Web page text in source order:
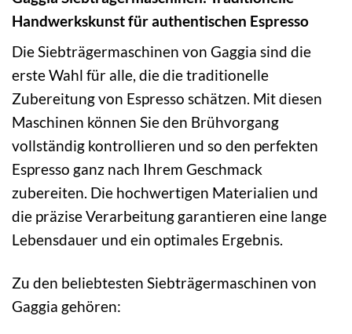
Handwerkskunst für authentischen Espresso
Die Siebträgermaschinen von Gaggia sind die
erste Wahl für alle, die die traditionelle
Zubereitung von Espresso schätzen. Mit diesen
Maschinen können Sie den Brühvorgang
vollständig kontrollieren und so den perfekten
Espresso ganz nach Ihrem Geschmack
zubereiten. Die hochwertigen Materialien und
die präzise Verarbeitung garantieren eine lange
Lebensdauer und ein optimales Ergebnis.
Zu den beliebtesten Siebträgermaschinen von
Gaggia gehören: